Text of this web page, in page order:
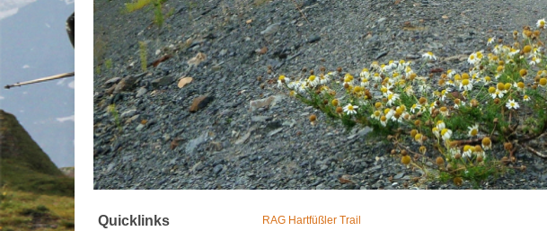
Quicklinks RAG Hartfüßler Trail